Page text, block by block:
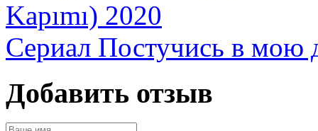
Сериал Постучись в мою
Добавить отзыв